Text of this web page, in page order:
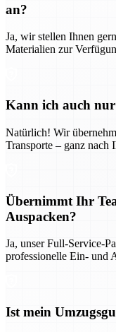
an?
Ja, wir stellen Ihnen
Materialien zur
Kann ich auch
Natürlich! Wir
Transporte – ganz nach
Übernimmt Ihr
Auspacken?
Ja, unser Full-Service-
professionelle Ein- und
Ist mein